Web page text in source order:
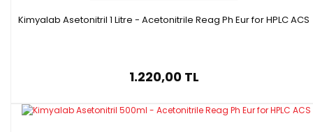
Kimyalab Asetonitril 1 Litre - Acetonitrile Reag Ph Eur for HPLC ACS
1.220,00 TL